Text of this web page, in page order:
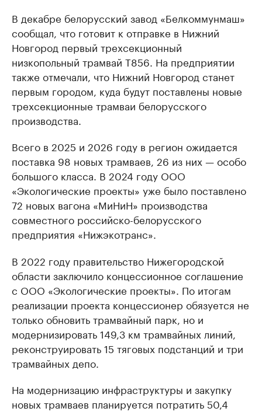
В декабре белорусский завод «Белкоммунмаш»
сообщал, что готовит к отправке в Нижний
Новгород первый трехсекционный
низкопольный трамвай Т856. На предприятии
также отмечали, что Нижний Новгород станет
первым городом, куда будут поставлены новые
трехсекционные трамваи белорусского
производства.
Всего в 2025 и 2026 году в регион ожидается
поставка 98 новых трамваев, 26 из них — особо
большого класса. В 2024 году ООО
«Экологические проекты» уже было поставлено
72 новых вагона «МиНиН» производства
совместного российско-белорусского
предприятия «Нижэкотранс».
В 2022 году правительство Нижегородской
области заключило концессионное соглашение
с ООО «Экологические проекты». По итогам
реализации проекта концессионер обязуется не
только обновить трамвайный парк, но и
модернизировать 149,3 км трамвайных линий,
реконструировать 15 тяговых подстанций и три
трамвайных депо.
На модернизацию инфраструктуры и закупку
новых трамваев планируется потратить 50,4